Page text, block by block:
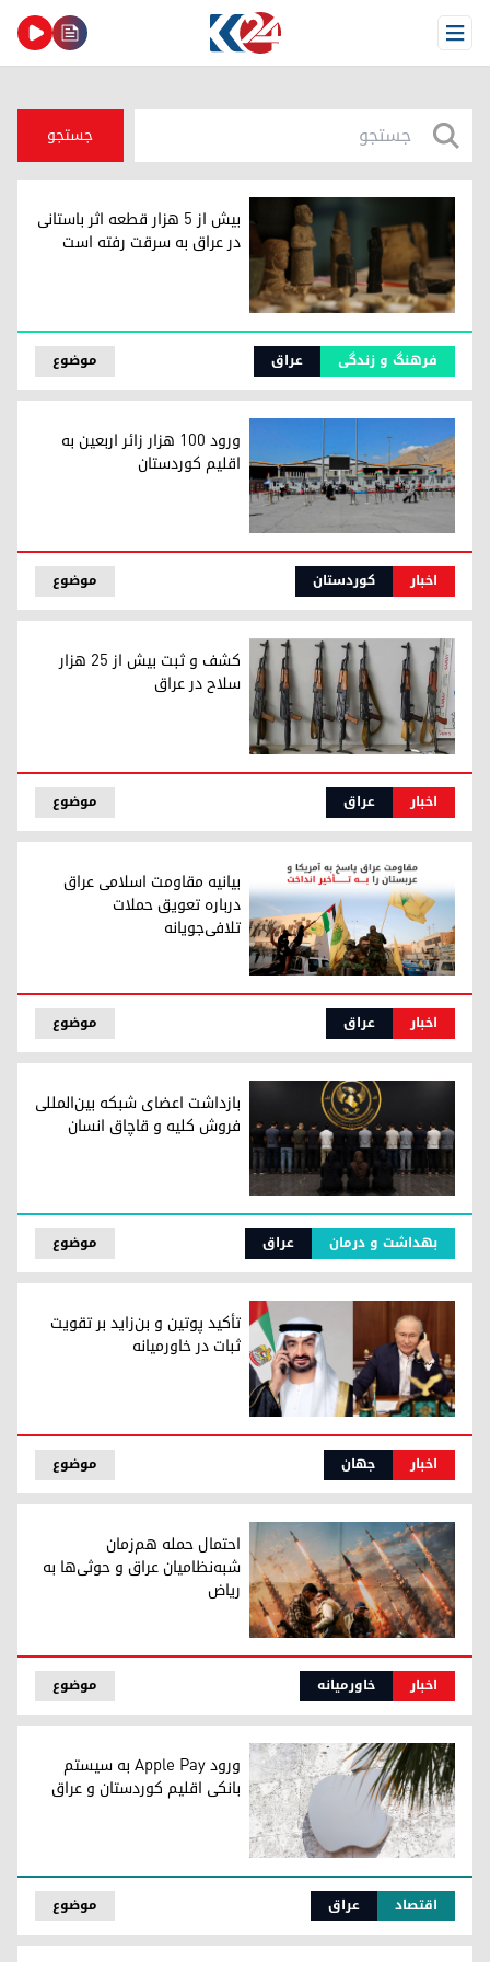
Open Menu
جستجو
بیش از ۵ هزار قطعه اثر باستانی در عراق به سرقت رفته است
بیش از ۵ هزار قطعه اثر باستانی
در عراق به سرقت رفته است
فرهنگ و زندگی عراق موضوع
ورود ۱۰۰ هزار زائر اربعین به اقلیم کوردستان
ورود ۱۰۰ هزار زائر اربعین به
اقلیم کوردستان
اخبار کوردستان موضوع
کشف و ثبت بیش از ۲۵ هزار سلاح در عراق
کشف و ثبت بیش از ۲۵ هزار
سلاح در عراق
اخبار عراق موضوع
بیانیه مقاومت اسلامی عراق درباره تعویق حملات تلافی‌جویانه
بیانیه مقاومت اسلامی عراق
درباره تعویق حملات
تلافی‌جویانه
اخبار عراق موضوع
بازداشت اعضای شبکه بین‌المللی فروش کلیه و قاچاق انسان
بازداشت اعضای شبکه بین‌المللی
فروش کلیه و قاچاق انسان
بهداشت و درمان عراق موضوع
تأکید پوتین و بن‌زاید بر تقویت ثبات در خاورمیانه
تأکید پوتین و بن‌زاید بر تقویت
ثبات در خاورمیانه
اخبار جهان موضوع
احتمال حمله هم‌زمان شبه‌نظامیان عراق و حوثی‌ها به ریاض
احتمال حمله هم‌زمان
شبه‌نظامیان عراق و حوثی‌ها به
ریاض
اخبار خاورمیانه موضوع
ورود Apple Pay به سیستم بانکی اقلیم کوردستان و عراق
ورود Apple Pay به سیستم
بانکی اقلیم کوردستان و عراق
اقتصاد عراق موضوع